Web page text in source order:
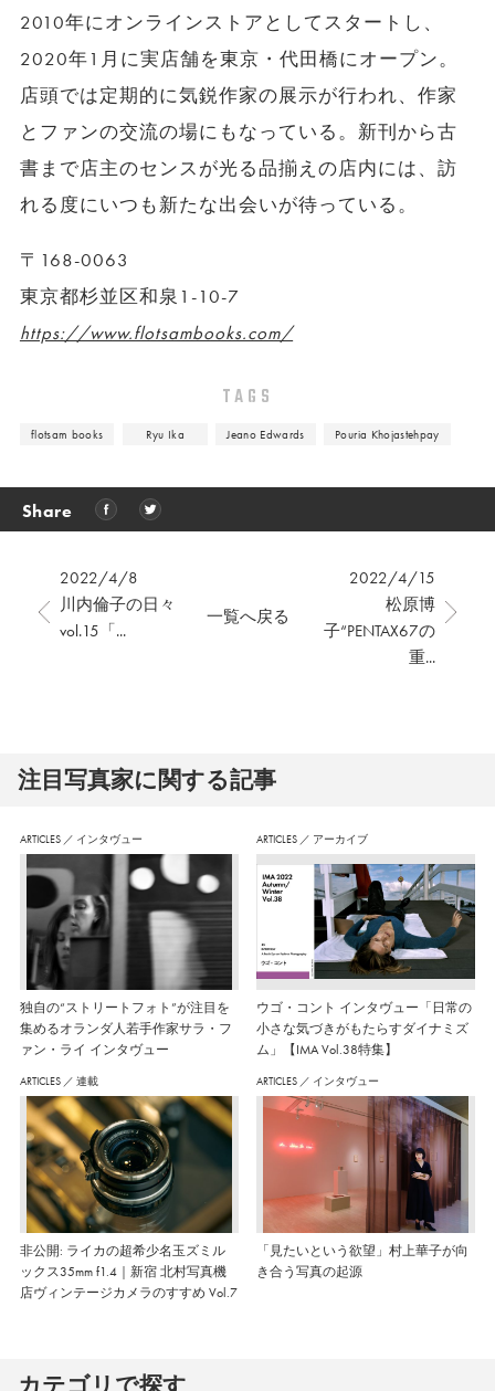
2010年にオンラインストアとしてスタートし、
2020年1月に実店舗を東京・代田橋にオープン。
店頭では定期的に気鋭作家の展示が行われ、作家
とファンの交流の場にもなっている。新刊から古
書まで店主のセンスが光る品揃えの店内には、訪
れる度にいつも新たな出会いが待っている。
〒168-0063
東京都杉並区和泉1-10-7
https://www.flotsambooks.com/
TAGS
flotsam books Ryu Ika Jeano Edwards Pouria Khojastehpay
Share
2022/4/8
川内倫子の日々
vol.15「...
2022/4/15
松原博
子“PENTAX67の
重...
一覧へ戻る
注⽬写真家に関する記事
ARTICLES ／ インタヴュー
独自の“ストリートフォト”が注目を
集めるオランダ人若手作家サラ・フ
ァン・ライ インタヴュー
ARTICLES ／ アーカイブ
ウゴ・コント インタヴュー「日常の
小さな気づきがもたらすダイナミズ
ム」【IMA Vol.38特集】
ARTICLES ／ 連載
非公開: ライカの超希少名玉ズミル
ックス35mm f1.4｜新宿 北村写真機
店ヴィンテージカメラのすすめ Vol.7
ARTICLES ／ インタヴュー
「見たいという欲望」村上華子が向
き合う写真の起源
カテゴリで探す